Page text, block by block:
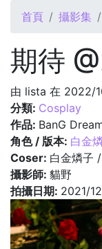
您在這裡
首頁 攝影集
期待
由 lista 在 2022/
分類: Cosplay
作品: BanG
角色 / 版本: 白金
Coser: 白金燐子
攝影師: 貓野
拍攝日期: 2021/